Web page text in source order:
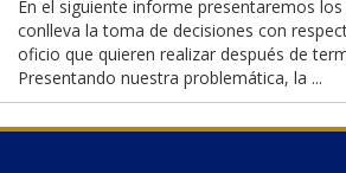
En el siguiente informe presentaremos
conlleva la toma de decisiones con
oficio que quieren realizar después de
Presentando nuestra problemática, la ...